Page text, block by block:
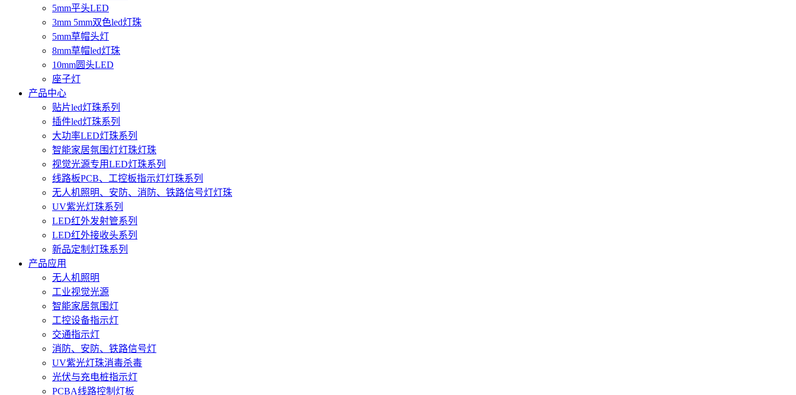
5mm平头LED
3mm 5mm双色led灯珠
5mm草帽头灯
8mm草帽led灯珠
10mm圆头LED
座子灯
产品中心
贴片led灯珠系列
插件led灯珠系列
大功率LED灯珠系列
智能家居氛围灯灯珠灯珠
视觉光源专用LED灯珠系列
线路板PCB、工控板指示灯灯珠系列
无人机照明、安防、消防、铁路信号灯灯珠
UV紫光灯珠系列
LED红外发射管系列
LED红外接收头系列
新品定制灯珠系列
产品应用
无人机照明
工业视觉光源
智能家居氛围灯
工控设备指示灯
交通指示灯
消防、安防、铁路信号灯
UV紫光灯珠消毒杀毒
光伏与充电桩指示灯
PCBA线路控制灯板